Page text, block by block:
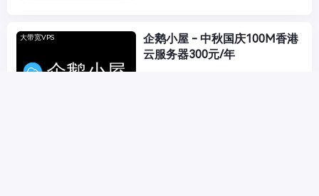
大带宽VPS
企鹅小屋 - 中秋国庆100M香港
云服务器300元/年